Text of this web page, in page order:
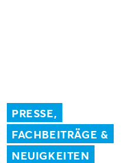
PRESSE,
FACHBEITRÄGE &
NEUIGKEITEN